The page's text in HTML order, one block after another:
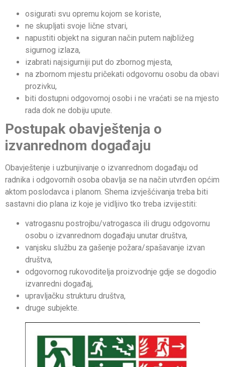
osigurati svu opremu kojom se koriste,
ne skupljati svoje lične stvari,
napustiti objekt na siguran način putem najbližeg
sigurnog izlaza,
izabrati najsigurniji put do zbornog mjesta,
na zbornom mjestu pričekati odgovornu osobu da obavi
prozivku,
biti dostupni odgovornoj osobi i ne vraćati se na mjesto
rada dok ne dobiju upute.
Postupak obavještenja o
izvanrednom događaju
Obavještenje i uzbunjivanje o izvanrednom događaju od
radnika i odgovornih osoba obavlja se na način utvrđen općim
aktom poslodavca i planom. Shema izvješćivanja treba biti
sastavni dio plana iz koje je vidljivo tko treba izvijestiti:
vatrogasnu postrojbu/vatrogasca ili drugu odgovornu
osobu o izvanrednom događaju unutar društva,
vanjsku službu za gašenje požara/spašavanje izvan
društva,
odgovornog rukovoditelja proizvodnje gdje se dogodio
izvanredni događaj,
upravljačku strukturu društva,
druge subjekte.